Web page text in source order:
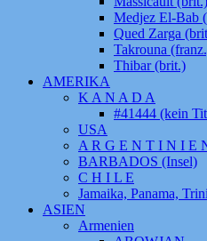
Medjez El-Bab
Qued Zarga
Takrouna
Thibar (brit.)
AMERIKA
K A N A D A
#41444 (kein
USA
A R G E N T I N I E
BARBADOS (Insel)
C H I L E
Jamaika, Panama,
ASIEN
Armenien